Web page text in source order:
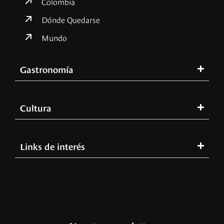
Dónde Quedarse
Mundo
Gastronomía
Cultura
Links de interés